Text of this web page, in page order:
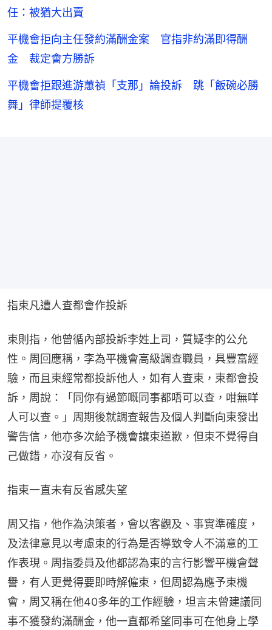
任：被猶大出賣
平機會拒向主任發約滿酬金案 官指非約滿即得酬
金 裁定會方勝訴
平機會拒跟進游蕙禎「支那」論投訴 跳「飯碗必勝
舞」律師提覆核
指束凡遭人查都會作投訴
束則指，他曾循內部投訴李姓上司，質疑李的公允
性。周回應稱，李為平機會高級調查職員，具豐富經
驗，而且束經常都投訴他人，如有人查束，束都會投
訴，周說：「同你有過節嘅同事都唔可以查，咁無咩
人可以查。」周期後就調查報告及個人判斷向束發出
警告信，他亦多次給予機會讓束道歉，但束不覺得自
己做錯，亦沒有反省。
指束一直未有反省感失望
周又指，他作為決策者，會以客觀及、事實準確度，
及法律意見以考慮束的行為是否導致令人不滿意的工
作表現。周指委員及他都認為束的言行影響平機會聲
譽，有人更覺得要即時解僱束，但周認為應予束機
會，周又稱在他40多年的工作經驗，坦言未曾建議同
事不獲發約滿酬金，他一直都希望同事可在他身上學